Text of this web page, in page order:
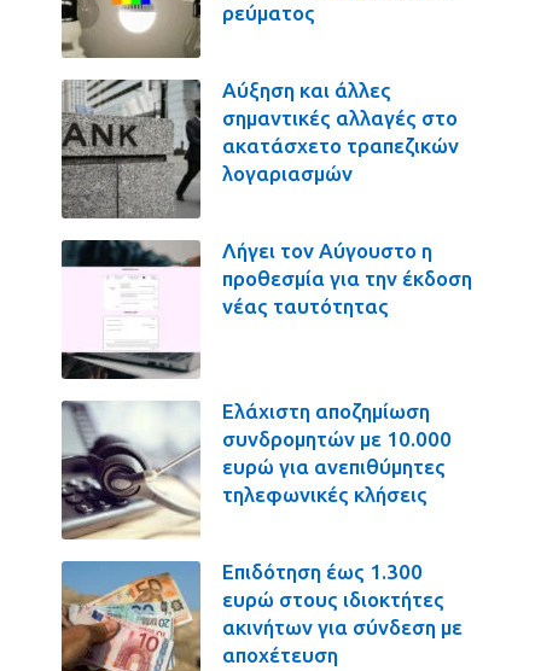
ρεύματος
Αύξηση και άλλες
σημαντικές αλλαγές στο
ακατάσχετο τραπεζικών
λογαριασμών
Λήγει τον Αύγουστο η
προθεσμία για την έκδοση
νέας ταυτότητας
Ελάχιστη αποζημίωση
συνδρομητών με 10.000
ευρώ για ανεπιθύμητες
τηλεφωνικές κλήσεις
Επιδότηση έως 1.300
ευρώ στους ιδιοκτήτες
ακινήτων για σύνδεση με
αποχέτευση